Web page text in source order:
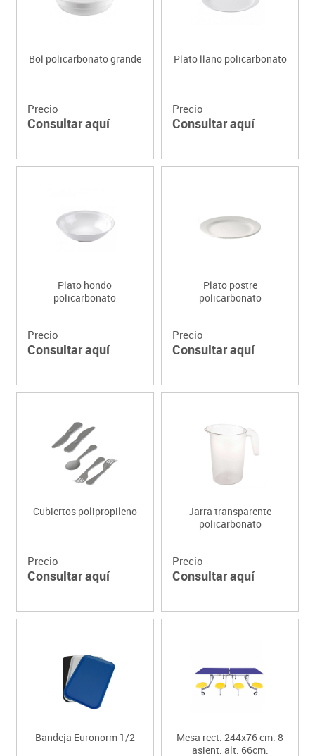
Bol policarbonato grande
Precio
Consultar aquí
Plato llano policarbonato
Precio
Consultar aquí
Plato hondo
policarbonato
Precio
Consultar aquí
Plato postre
policarbonato
Precio
Consultar aquí
Cubiertos polipropileno
Precio
Consultar aquí
Jarra transparente
policarbonato
Precio
Consultar aquí
Bandeja Euronorm 1/2
Mesa rect. 244x76 cm. 8
asient. alt. 66cm.